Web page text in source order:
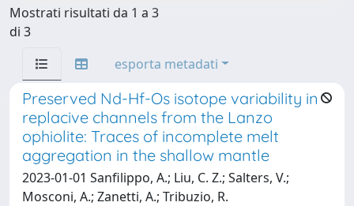
Mostrati risultati da 1 a 3
di 3
esporta metadati
Preserved Nd-Hf-Os isotope variability in
replacive channels from the Lanzo
ophiolite: Traces of incomplete melt
aggregation in the shallow mantle
2023-01-01 Sanfilippo, A.; Liu, C. Z.; Salters, V.;
Mosconi, A.; Zanetti, A.; Tribuzio, R.